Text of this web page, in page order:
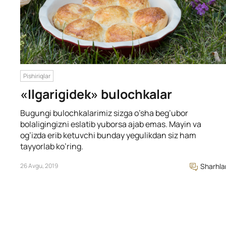
Pishiriqlar
«Ilgarigidek» bulochkalar
Bugungi bulochkalarimiz sizga o’sha beg’ubor
bolaligingizni eslatib yuborsa ajab emas. Mayin va
og’izda erib ketuvchi bunday yegulikdan siz ham
tayyorlab ko’ring.
26 Avgu, 2019